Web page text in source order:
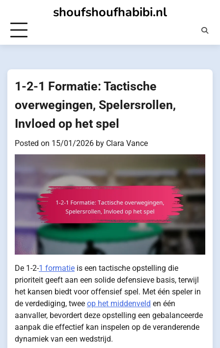
content
shoufshoufhabibi.nl
1-2-1 Formatie: Tactische
overwegingen, Spelersrollen,
Invloed op het spel
Posted on 15/01/2026 by Clara Vance
De 1-2-1 formatie is een tactische opstelling die
prioriteit geeft aan een solide defensieve basis, terwijl
het kansen biedt voor offensief spel. Met één speler in
de verdediging, twee op het middenveld en één
aanvaller, bevordert deze opstelling een gebalanceerde
aanpak die effectief kan inspelen op de veranderende
dynamiek van een wedstrijd.